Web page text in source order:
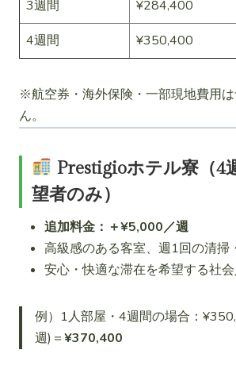
3週間 ¥284,400
4週間
¥350,400
※航空券・海外保険・一部現地費用
ん。
Prestigioホテル寮（4
望者のみ）
追加料金：＋¥5,000／週
高級感のある客室、週1回の清掃
安心・快適な滞在を希望する社
例）1人部屋・4週間の場合：
週)＝¥370,400